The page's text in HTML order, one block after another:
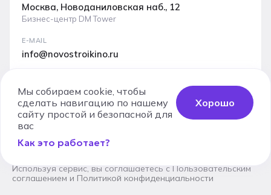
Москва, Новоданиловская наб., 12
Бизнес-центр DM Tower
E-MAIL
info@novostroikino.ru
аудитория
Скачать PDF
Используя сервис, вы соглашаетесь с Пользовательским
соглашением и Политикой конфиденциальности
Мы собираем cookie, чтобы
сделать навигацию по нашему
сайту простой и безопасной для
вас
Как это работает?
Хорошо